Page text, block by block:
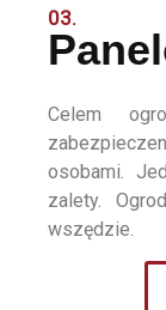
03.
Celem
osobami.
zalety.
wszędzie.